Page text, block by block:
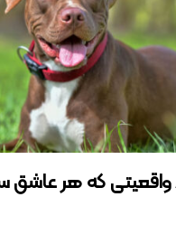
سگ پیت بول 8 واقعیتی که هر